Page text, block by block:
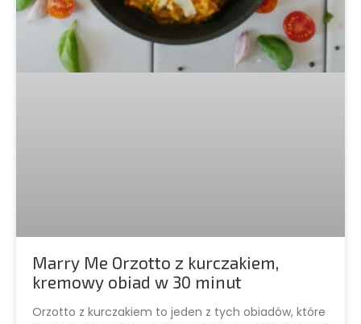
Marry Me Orzotto z kurczakiem,
kremowy obiad w 30 minut
Orzotto z kurczakiem to jeden z tych obiadów, które